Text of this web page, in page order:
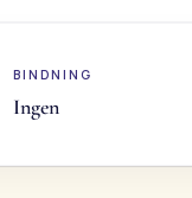
BINDNING
Ingen